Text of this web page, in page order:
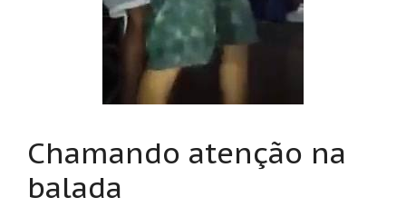
Chamando atenção na
balada